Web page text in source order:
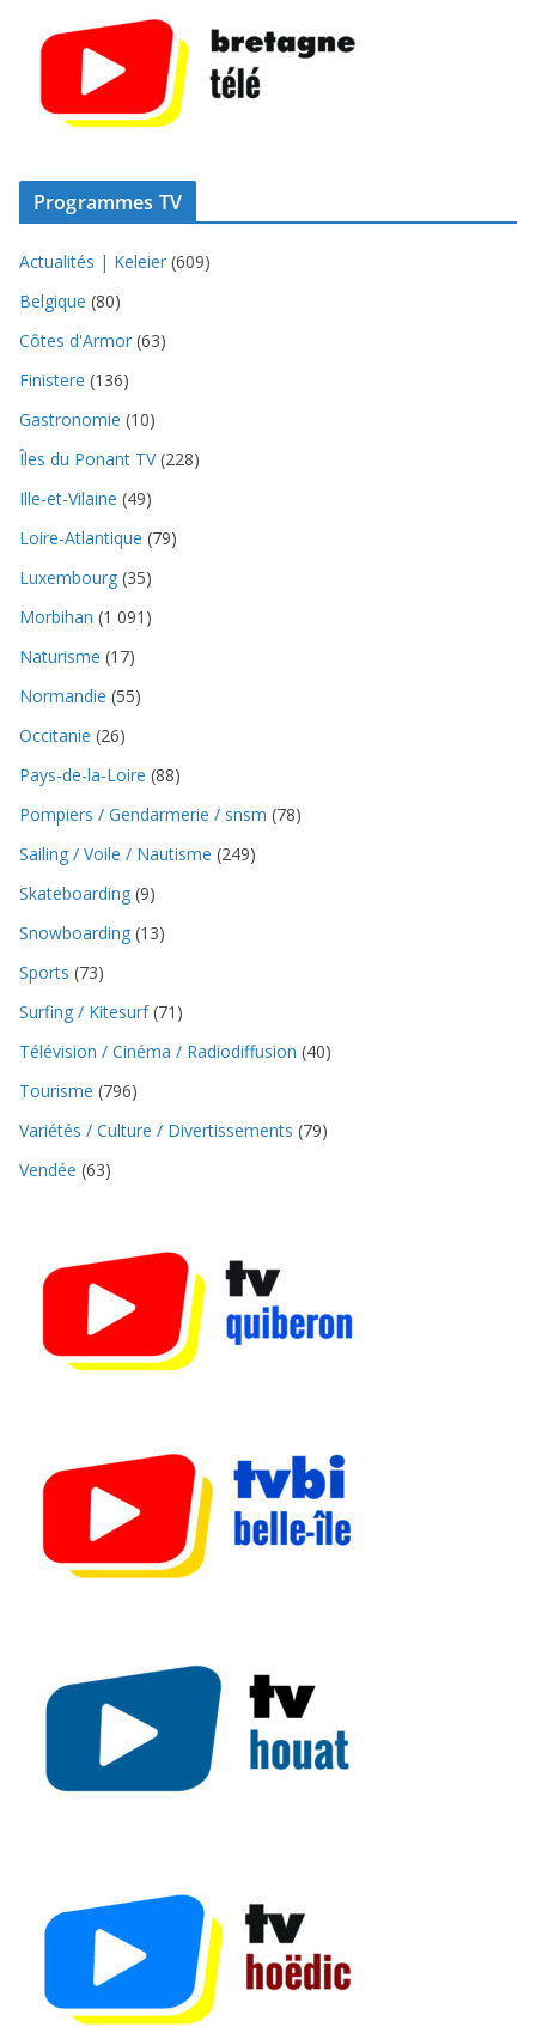
Programmes TV
Actualités | Keleier (609)
Belgique (80)
Côtes d'Armor (63)
Finistere (136)
Gastronomie (10)
Îles du Ponant TV(228)
Ille-et-Vilaine (49)
Loire-Atlantique (79)
Luxembourg (35)
Morbihan (1 091)
Naturisme (17)
Normandie (55)
Occitanie (26)
Pays-de-la-Loire (88)
Pompiers / Gendarmerie / snsm (78)
Sailing / Voile / Nautisme (249)
Skateboarding (9)
Snowboarding (13)
Sports (73)
Surfing / Kitesurf(71)
Télévision / Cinéma / Radiodiffusion (40)
Tourisme (796)
Variétés / Culture / Divertissements (79)
Vendée (63)